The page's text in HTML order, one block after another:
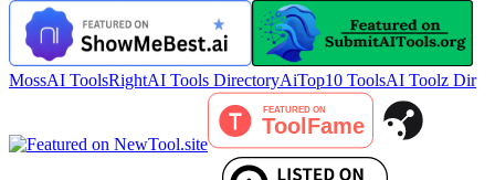
MossAI ToolsRightAI Tools DirectoryAiTop10 ToolsAI Toolz Dir